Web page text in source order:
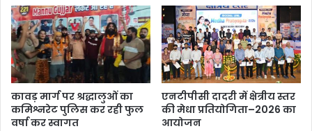
कावड़ मार्ग पर श्रद्धालुओं का
कमिश्नरेट पुलिस कर रही फुल
वर्षा कर स्वागत
एनटीपीसी दादरी में क्षेत्रीय स्तर
की मेधा प्रतियोगिता–2026 का
आयोजन